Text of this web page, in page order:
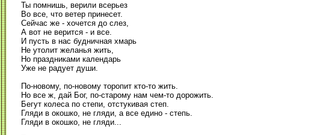
Ты помнишь, верили всерьез
Во все, что ветер принесет.
Сейчас же - хочется до слез,
А вот не верится - и все.
И пусть в нас будничная хмарь
Не утолит желанья жить,
Но праздниками календарь
Уже не радует души.
По-новому, по-новому торопит кто-то жить.
Но все ж, дай Бог, по-старому нам чем-то дорожить.
Бегут колеса по степи, отстукивая степ.
Гляди в окошко, не гляди, а все едино - степь.
Гляди в окошко, не гляди...